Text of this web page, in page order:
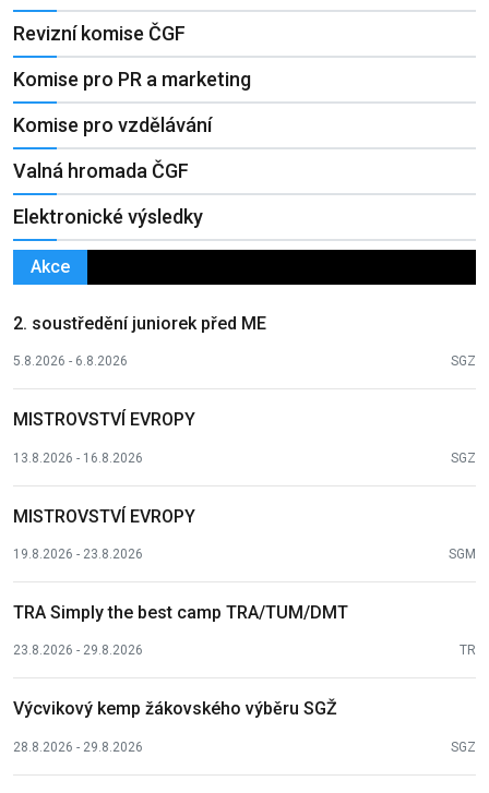
Revizní komise ČGF
Komise pro PR a marketing
Komise pro vzdělávání
Valná hromada ČGF
Elektronické výsledky
Akce
2. soustředění juniorek před ME
5.8.2026 - 6.8.2026 SGZ
MISTROVSTVÍ EVROPY
13.8.2026 - 16.8.2026 SGZ
MISTROVSTVÍ EVROPY
19.8.2026 - 23.8.2026 SGM
TRA Simply the best camp TRA/TUM/DMT
23.8.2026 - 29.8.2026 TR
Výcvikový kemp žákovského výběru SGŽ
28.8.2026 - 29.8.2026 SGZ